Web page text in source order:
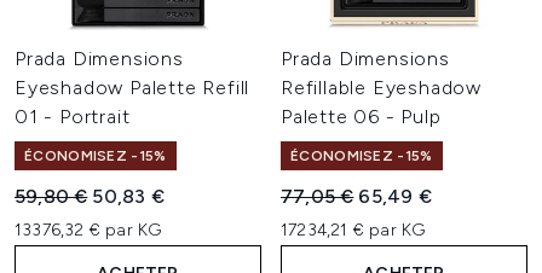
Prada Dimensions
Eyeshadow Palette Refill
01 - Portrait
ÉCONOMISEZ -15%
Prix de vente :
59,80 € Prix ​​actuel :
50,83 €
13376,32 € par KG
Prada Dimensions
Refillable Eyeshadow
Palette 06 - Pulp
ÉCONOMISEZ -15%
Prix de vente :
77,05 € Prix ​​actuel :
65,49 €
17234,21 € par KG